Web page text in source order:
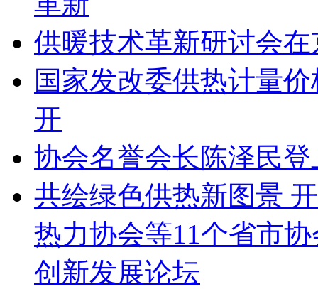
供暖技术革新研讨会
国家发改委供热计量
开
协会名誉会长陈泽民
共绘绿色供热新图景
热力协会等11个省市
创新发展论坛